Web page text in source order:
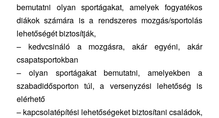
bemutatni olyan sportágakat, amelyek fogyatékos
diákok számára is a rendszeres mozgás/sportolás
lehetőségét biztosítják,
– kedvcsináló a mozgásra, akár egyéni, akár
csapatsportokban
– olyan sportágakat bemutatni, amelyekben a
szabadidősporton túl, a versenyzési lehetőség is
elérhető
– kapcsolatépítési lehetőségeket biztosítani családok,